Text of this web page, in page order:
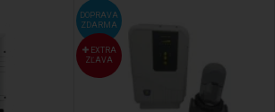
DOPRAVA
ZDARMA
EXTRA
ZĽAVA